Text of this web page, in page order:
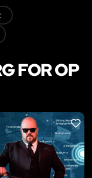
FOR OP
LIKE